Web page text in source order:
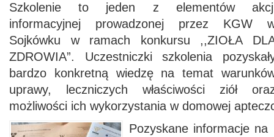
Szkolenie to jeden z elementów
informacyjnej prowadzonej przez KGW
Sojkówku w ramach konkursu ,,ZIOŁA
ZDROWIA”. Uczestniczki szkolenia
bardzo konkretną wiedzę na temat
uprawy, leczniczych właściwości ziół
możliwości ich wykorzystania w domowej
Pozyskane informacje